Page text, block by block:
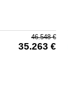
46.548€
35.263 €